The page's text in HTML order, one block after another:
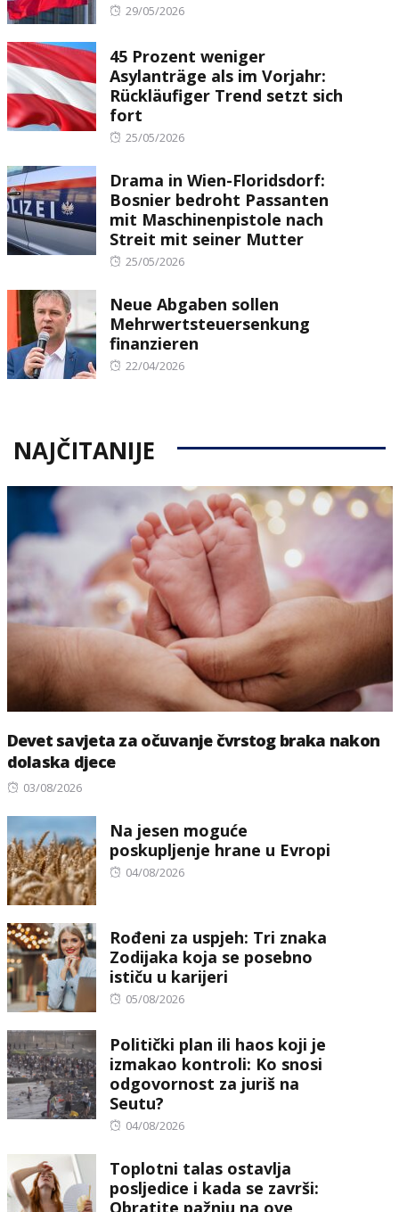
Posted
29/05/2026
45 Prozent weniger
Asylanträge als im Vorjahr:
Rückläufiger Trend setzt sich
fort
Posted
25/05/2026
Drama in Wien-Floridsdorf:
Bosnier bedroht Passanten
mit Maschinenpistole nach
Streit mit seiner Mutter
Posted
25/05/2026
Neue Abgaben sollen
Mehrwertsteuersenkung
finanzieren
Posted
22/04/2026
NAJČITANIJE
Devet savjeta za očuvanje čvrstog braka nakon
dolaska djece
Posted
03/08/2026
Na jesen moguće
poskupljenje hrane u Evropi
Posted
04/08/2026
Rođeni za uspjeh: Tri znaka
Zodijaka koja se posebno
ističu u karijeri
Posted
05/08/2026
Politički plan ili haos koji je
izmakao kontroli: Ko snosi
odgovornost za juriš na
Seutu?
Posted
04/08/2026
Toplotni talas ostavlja
posljedice i kada se završi:
Obratite pažnju na ove